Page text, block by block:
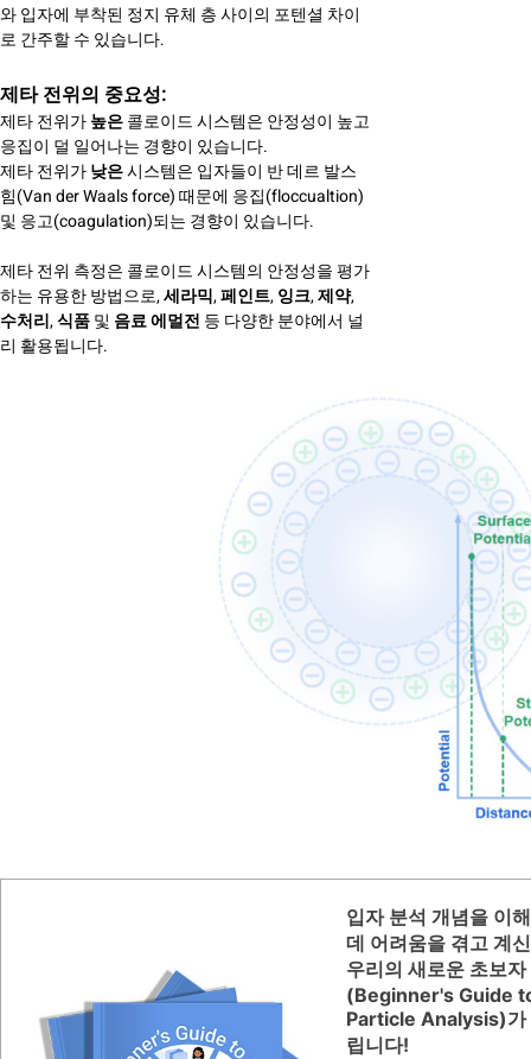
와 입자에 부착된 정지 유체 층 사이의 포텐셜 차이
로 간주할 수 있습니다.
제타 전위의 중요성:
제타 전위가높은콜로이드 시스템은 안정성이 높고
응집이 덜 일어나는 경향이 있습니다.
제타 전위가낮은시스템은 입자들이 반 데르 발스
힘(Van der Waals force) 때문에 응집(floccualtion)
및 응고(coagulation)되는 경향이 있습니다.
제타 전위 측정은 콜로이드 시스템의 안정성을 평가
하는 유용한 방법으로,세라믹,페인트,잉크,제약,
수처리,식품및 음료 에멀전 등 다양한 분야에서 널
리 활용됩니다.
입자 분석 개념을 이
데 어려움을 겪고 계
우리의 새로운 초보
(Beginner's Guide
Particle Analysis)가
립니다!